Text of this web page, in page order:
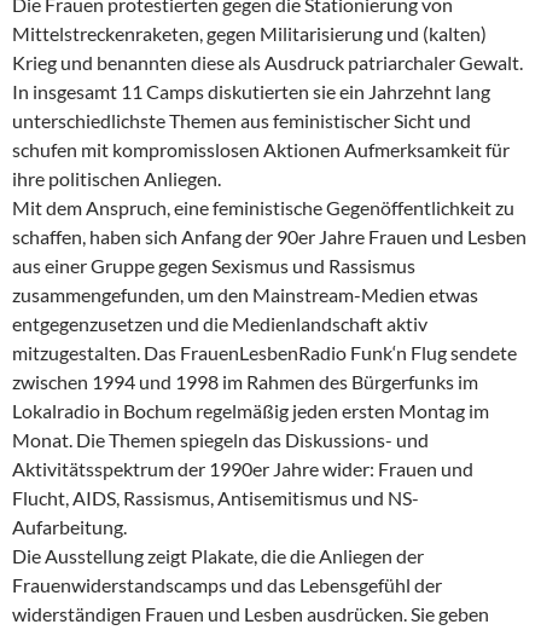
Mittelstreckenraketen, gegen Militarisierung und (kalten)
Krieg und benannten diese als Ausdruck patriarchaler Gewalt.
In insgesamt 11 Camps diskutierten sie ein Jahrzehnt lang
unterschiedlichste Themen aus feministischer Sicht und
schufen mit kompromisslosen Aktionen Aufmerksamkeit für
ihre politischen Anliegen.
Mit dem Anspruch, eine feministische Gegenöffentlichkeit zu
schaffen, haben sich Anfang der 90er Jahre Frauen und Lesben
aus einer Gruppe gegen Sexismus und Rassismus
zusammengefunden, um den Mainstream-Medien etwas
entgegenzusetzen und die Medienlandschaft aktiv
mitzugestalten. Das FrauenLesbenRadio Funk‘n Flug sendete
zwischen 1994 und 1998 im Rahmen des Bürgerfunks im
Lokalradio in Bochum regelmäßig jeden ersten Montag im
Monat. Die Themen spiegeln das Diskussions- und
Aktivitätsspektrum der 1990er Jahre wider: Frauen und
Flucht, AIDS, Rassismus, Antisemitismus und NS-
Aufarbeitung.
Die Ausstellung zeigt Plakate, die die Anliegen der
Frauenwiderstandscamps und das Lebensgefühl der
widerständigen Frauen und Lesben ausdrücken. Sie geben